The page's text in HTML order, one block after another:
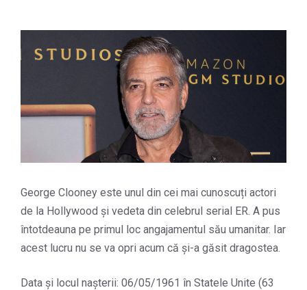
George Clooney este unul din cei mai cunoscuți actori
de la Hollywood și vedeta din celebrul serial ER. A pus
întotdeauna pe primul loc angajamentul său umanitar. Iar
acest lucru nu se va opri acum că și-a găsit dragostea.
Data și locul nașterii: 06/05/1961 în Statele Unite (63